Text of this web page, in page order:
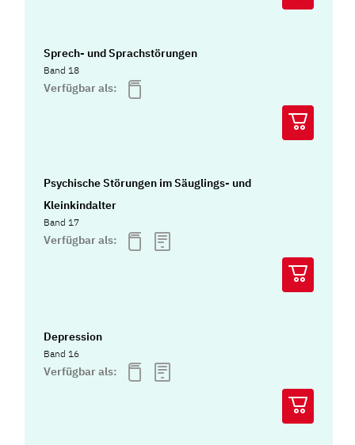
Sprech- und Sprachstörungen
Band 18
Verfügbar als:
Psychische Störungen im Säuglings- und
Kleinkindalter
Band 17
Verfügbar als:
Depression
Band 16
Verfügbar als: